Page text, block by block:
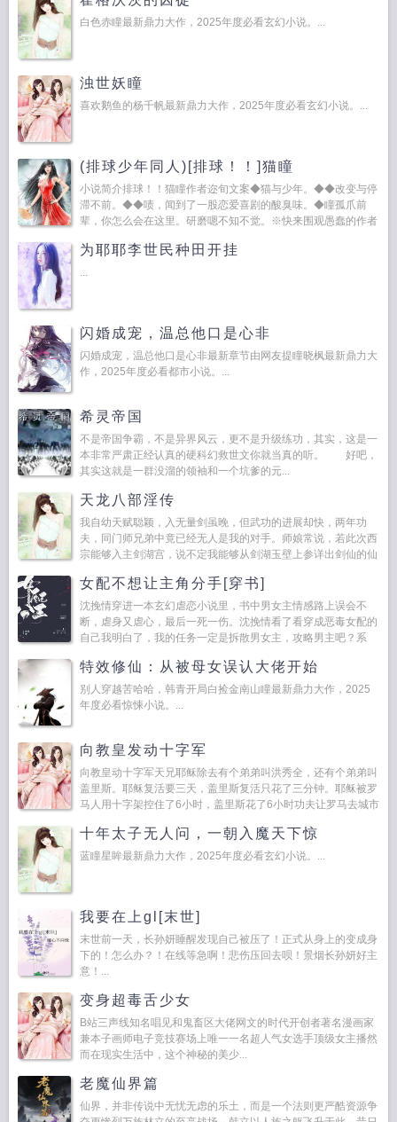
反抗的勇气...
白色赤瞳最新鼎力大作，2025年度必看玄幻小说。...
浊世妖瞳
喜欢鹅鱼的杨千帆最新鼎力大作，2025年度必看玄幻小说。...
(排球少年同人)[排球！！]猫瞳
小说简介排球！！猫瞳作者迩旬文案◆猫与少年。◆◆改变与停
滞不前。◆◆啧，闻到了一股恋爱喜剧的酸臭味。◆瞳孤爪前
辈，你怎么会在这里。研磨嗯不知不觉。※快来围观愚蠢的作者
为耶耶李世民种田开挂
...
闪婚成宠，温总他口是心非
闪婚成宠，温总他口是心非最新章节由网友提瞳晓枫最新鼎力大
作，2025年度必看都市小说。...
希灵帝国
不是帝国争霸，不是异界风云，更不是升级练功，其实，这是一
本非常严肃正经认真的硬科幻救世文你就当真的听。 好吧，
其实这就是一群没溜的领袖和一个坑爹的元...
天龙八部淫传
我自幼天赋聪颖，入无量剑虽晚，但武功的进展却快，两年功
夫，同门师兄弟中竟已经无人是我的对手。师娘常说，若此次西
宗能够入主剑湖宫，说不定我能够从剑湖玉壁上参详出剑仙的仙
门...
女配不想让主角分手[穿书]
沈挽情穿进一本玄幻虐恋小说里，书中男女主情感路上误会不
断，虐身又虐心，最后一死一伤。沈挽情看了看穿成恶毒女配的
自己我明白了，我的任务一定是拆散男女主，攻略男主吧？系
特效修仙：从被母女误认大佬开始
别人穿越苦哈哈，韩青开局白捡金南山瞳最新鼎力大作，2025
年度必看惊悚小说。...
向教皇发动十字军
向教皇动十字军天兄耶稣除去有个弟弟叫洪秀全，还有个弟弟叫
盖里斯。耶稣复活要三天，盖里斯复活只花了三分钟。耶稣被罗
马人用十字架控住了6小时，盖里斯花了6小时功夫让罗马去城市
太...
十年太子无人问，一朝入魔天下惊
蓝瞳星眸最新鼎力大作，2025年度必看玄幻小说。...
我要在上gl[末世]
末世前一天，长孙妍睡醒发现自己被压了！正式从身上的变成身
下的！怎么办？！在线等急啊！悲伤压回去呗！景烟长孙妍好主
意！...
变身超毒舌少女
B站三声线知名唱见和鬼畜区大佬网文的时代开创者著名漫画家
兼本子画师电子竞技赛场上唯一一名超人气女选手顶级女主播然
而在现实生活中，这个神秘的美少...
老魔仙界篇
仙界，并非传说中无忧无虑的乐土，而是一个法则更严酷资源争